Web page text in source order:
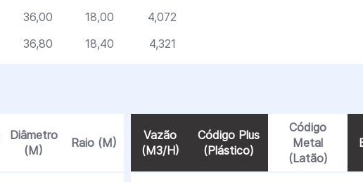
36,00 18,00
4,072
36,80 18,40 4,321
Diâmetro
(M)
Raio (M)
Vazão
(M3/H)
Código Plus
(Plástico)
Código
Metal
(Latão)